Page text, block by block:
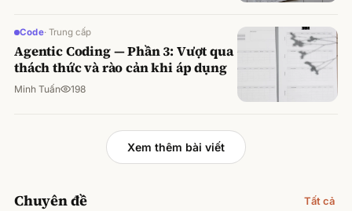
Code· Trung cấp
Agentic Coding — Phần 3: Vượt qua
thách thức và rào cản khi áp dụng
Minh Tuấn 198
Xem thêm bài viết
Chuyên đề Tất cả